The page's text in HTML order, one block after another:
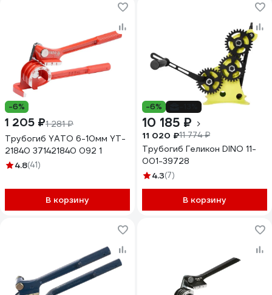
-6%
1 205 ₽1 281 ₽
Трубогиб YATO 6-10мм YT-
21840 371421840 092 1
4.8(41)
В корзину
-6%
10 185 ₽
11 020 ₽11 774 ₽
Трубогиб Геликон DINO 11-
001-39728
4.3(7)
В корзину